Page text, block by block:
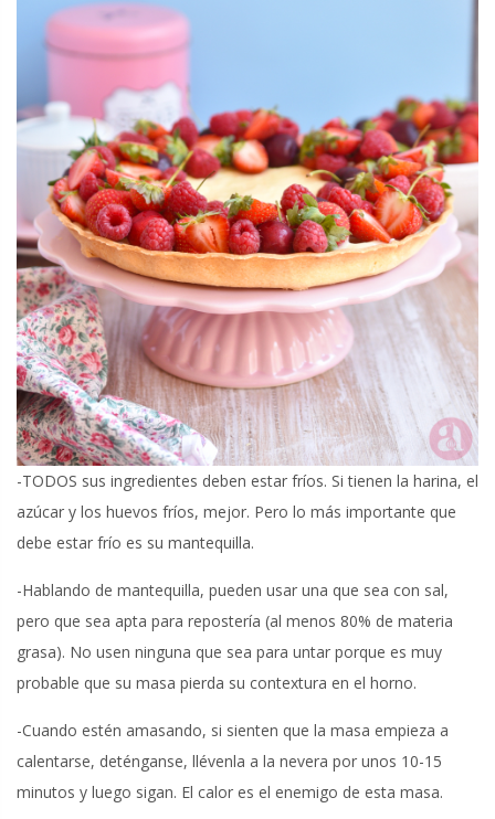
-TODOS sus ingredientes deben estar fríos. Si tienen la harina, el
azúcar y los huevos fríos, mejor. Pero lo más importante que
debe estar frío es su mantequilla.
-Hablando de mantequilla, pueden usar una que sea con sal,
pero que sea apta para repostería (al menos 80% de materia
grasa). No usen ninguna que sea para untar porque es muy
probable que su masa pierda su contextura en el horno.
-Cuando estén amasando, si sienten que la masa empieza a
calentarse, deténganse, llévenla a la nevera por unos 10-15
minutos y luego sigan. El calor es el enemigo de esta masa.